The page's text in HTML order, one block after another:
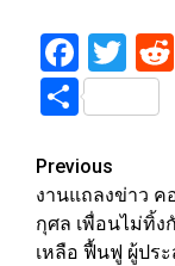
Share
Post
Previous
งานแถลงข่าว ค
กุศล เพื่อนไม่ทิ้ง
เหลือ ฟื้นฟู ผู้ปร